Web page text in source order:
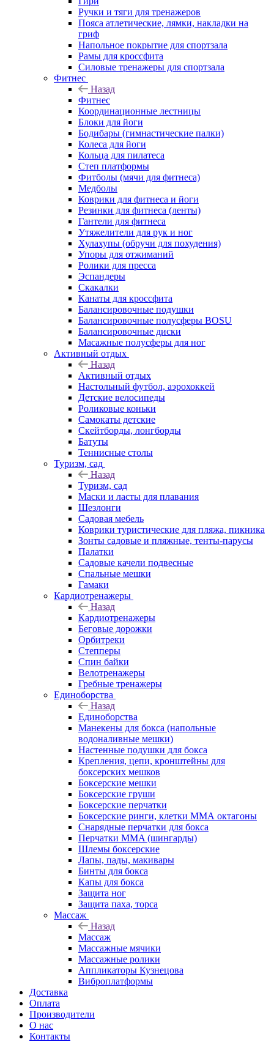
Ручки и тяги для тренажеров
Пояса атлетические, лямки, накладки на
гриф
Напольное покрытие для спортзала
Рамы для кроссфита
Силовые тренажеры для спортзала
Фитнес
Назад
Фитнес
Координационные лестницы
Блоки для йоги
Бодибары (гимнастические палки)
Колеса для йоги
Кольца для пилатеса
Степ платформы
Фитболы (мячи для фитнеса)
Медболы
Коврики для фитнеса и йоги
Резинки для фитнеса (ленты)
Гантели для фитнеса
Утяжелители для рук и ног
Хулахупы (обручи для похудения)
Упоры для отжиманий
Ролики для пресса
Эспандеры
Скакалки
Канаты для кроссфита
Балансировочные подушки
Балансировочные полусферы BOSU
Балансировочные диски
Масажные полусферы для ног
Активный отдых
Назад
Активный отдых
Настольный футбол, аэрохоккей
Детские велосипеды
Роликовые коньки
Самокаты детские
Скейтборды, лонгборды
Батуты
Теннисные столы
Туризм, сад
Назад
Туризм, сад
Маски и ласты для плавания
Шезлонги
Садовая мебель
Коврики туристические для пляжа, пикника
Зонты садовые и пляжные, тенты-парусы
Палатки
Садовые качели подвесные
Спальные мешки
Гамаки
Кардиотренажеры
Назад
Кардиотренажеры
Беговые дорожки
Орбитреки
Степперы
Спин байки
Велотренажеры
Гребные тренажеры
Единоборства
Назад
Единоборства
Манекены для бокса (напольные
водоналивные мешки)
Настенные подушки для бокса
Крепления, цепи, кронштейны для
боксерских мешков
Боксерские мешки
Боксерские груши
Боксерские перчатки
Боксерские ринги, клетки ММА октагоны
Снарядные перчатки для бокса
Перчатки MMA (шингарды)
Шлемы боксерские
Лапы, пады, макивары
Бинты для бокса
Капы для бокса
Защита ног
Защита паха, торса
Массаж
Назад
Массаж
Массажные мячики
Массажные ролики
Аппликаторы Кузнецова
Виброплатформы
Доставка
Оплата
Производители
О нас
Контакты